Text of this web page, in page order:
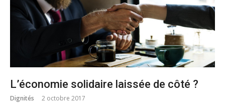
L’économie solidaire laissée de côté ?
Dignités 2 octobre 2017